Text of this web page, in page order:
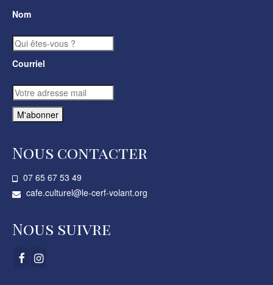
Nom
Courriel
Nous contacter
07 65 67 53 49­
cafe.culturel@le-cerf-volant.org
Nous suivre